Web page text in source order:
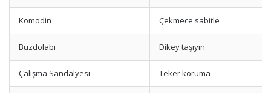
Komodin Çekmece sabitle
Buzdolabı Dikey taşıyın
Çalışma Sandalyesi Teker koruma